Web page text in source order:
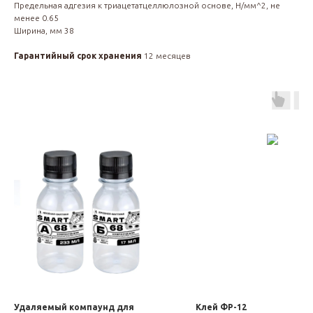
Предельная адгезия к триацетатцеллюлозной основе, Н/мм^2, не
менее 0.65
Ширина, мм 38
Гарантийный срок хранения 12 месяцев
Удаляемый компаунд для Клей ФР-12